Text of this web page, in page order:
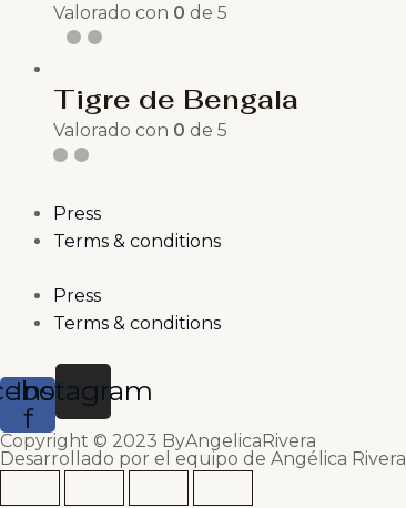
Valorado con 0 de 5
Tigre de Bengala
Valorado con 0 de 5
Press
Terms & conditions
Press
Terms & conditions
f
Instagram
Copyright © 2023 ByAngelicaRivera
Desarrollado por el equipo de Angélica Rivera